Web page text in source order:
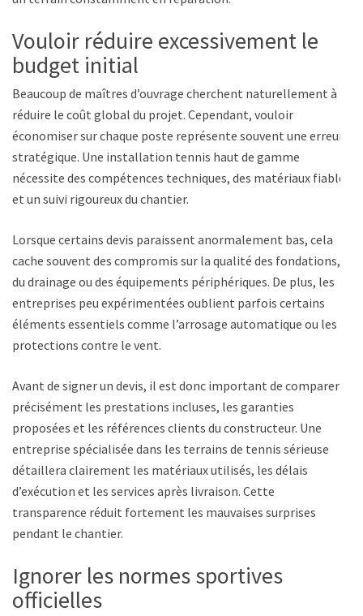
Vouloir réduire excessivement le
budget initial
Beaucoup de maîtres d’ouvrage cherchent naturellement à
réduire le coût global du projet. Cependant, vouloir
économiser sur chaque poste représente souvent une erreur
stratégique. Une installation tennis haut de gamme
nécessite des compétences techniques, des matériaux fiables
et un suivi rigoureux du chantier.
Lorsque certains devis paraissent anormalement bas, cela
cache souvent des compromis sur la qualité des fondations,
du drainage ou des équipements périphériques. De plus, les
entreprises peu expérimentées oublient parfois certains
éléments essentiels comme l’arrosage automatique ou les
protections contre le vent.
Avant de signer un devis, il est donc important de comparer
précisément les prestations incluses, les garanties
proposées et les références clients du constructeur. Une
entreprise spécialisée dans les terrains de tennis sérieuse
détaillera clairement les matériaux utilisés, les délais
d’exécution et les services après livraison. Cette
transparence réduit fortement les mauvaises surprises
pendant le chantier.
Ignorer les normes sportives
officielles